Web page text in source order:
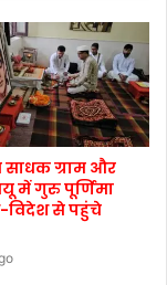
साधक ग्राम और
में गुरु पूर्णिमा
विदेश से पहुंचे